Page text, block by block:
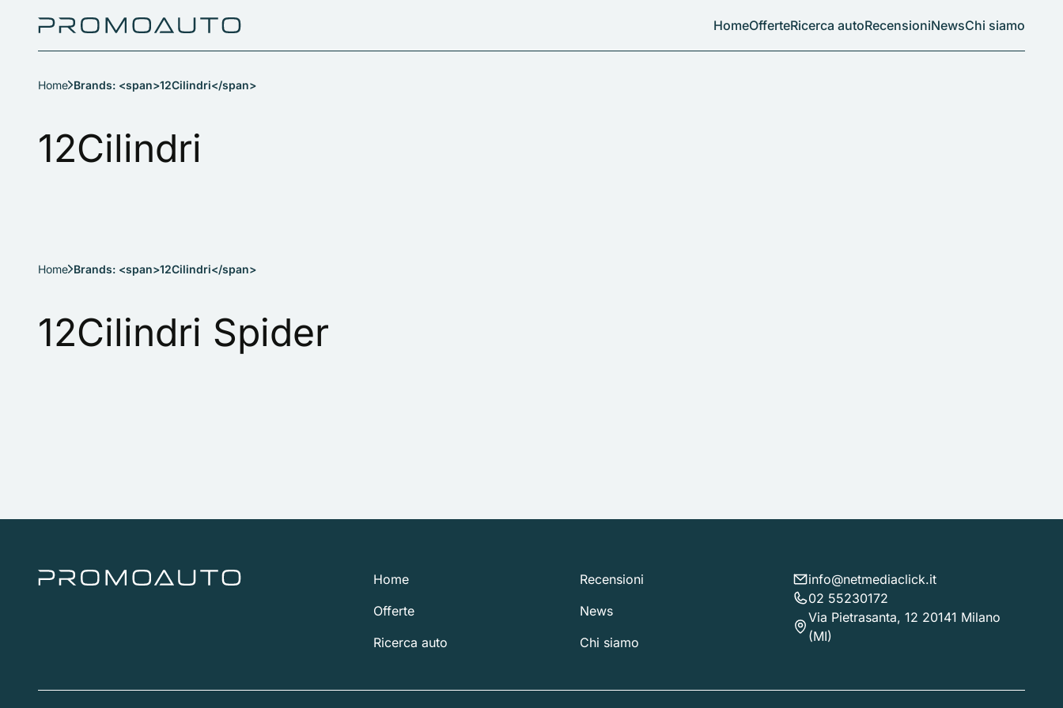
HomeOfferteRicerca autoRecensioniNewsChi siamo
Home Brands: <span>12Cilindri</span>
12Cilindri
Home Brands: <span>12Cilindri</span>
12Cilindri Spider
Home
Offerte
Ricerca auto
Recensioni
News
Chi siamo
info@netmediaclick.it
02 55230172
Via Pietrasanta, 12 20141 Milano
(MI)